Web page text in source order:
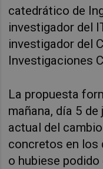
catedrático de
investigador del
investigador del
Investigaciones
La propuesta
mañana, día 5
actual del
concretos en los
o hubiese